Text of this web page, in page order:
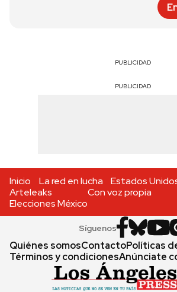
PUBLICIDAD
PUBLICIDAD
Inicio La red en lucha Estados
Arteleaks
Con voz propia
Elecciones México
Síguenos
Quiénes somosContactoPolíticas
Términos y condicionesAnúnciate